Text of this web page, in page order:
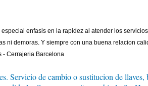
enfasis en la rapidez al atender los
ni demoras. Y siempre con una buena relacion
- Cerrajeria Barcelona
Servicio de cambio o sustitucion de llaves,